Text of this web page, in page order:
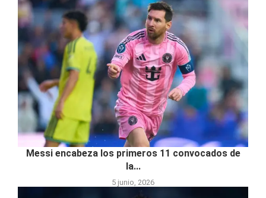
Messi encabeza los primeros 11 convocados de
la...
5 junio, 2026